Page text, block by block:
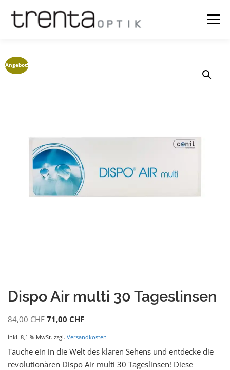
Menü
OPTIK
MEIN KONTO
Angebot!
Dispo Air multi 30 Tageslinsen
84,00CHF 71,00 CHF
inkl. 8,1 % MwSt. zzgl. Versandkosten
Tauche ein in die Welt des klaren Sehens und entdecke die
revolutionären Dispo Air multi 30 Tageslinsen! Diese